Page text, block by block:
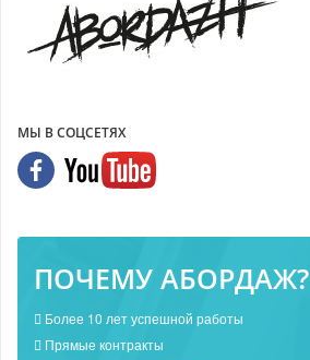
МЫ В СОЦСЕТЯХ
ПОЧЕМУ АБОРДАЖ?
Более 10 лет успешной работы
Прямые контракты